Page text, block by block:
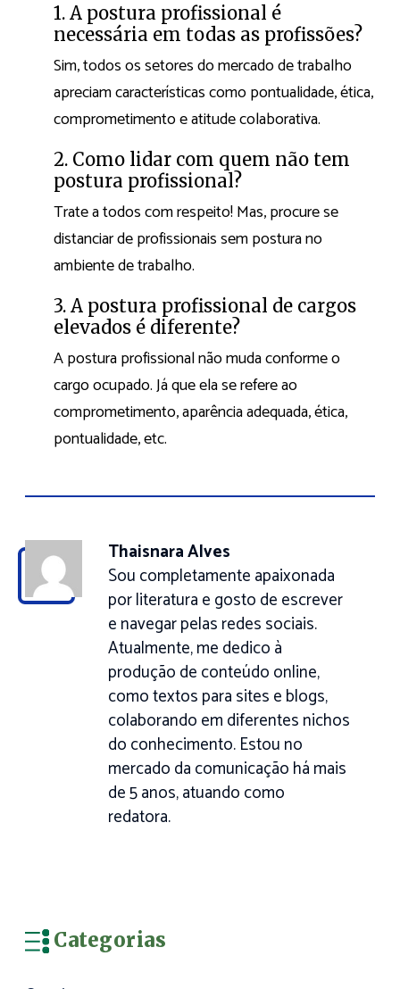
1. A postura profissional é
necessária em todas as profissões?
Sim, todos os setores do mercado de trabalho
apreciam características como pontualidade, ética,
comprometimento e atitude colaborativa.
2. Como lidar com quem não tem
postura profissional?
Trate a todos com respeito! Mas, procure se
distanciar de profissionais sem postura no
ambiente de trabalho.
3. A postura profissional de cargos
elevados é diferente?
A postura profissional não muda conforme o
cargo ocupado. Já que ela se refere ao
comprometimento, aparência adequada, ética,
pontualidade, etc.
Thaisnara Alves
Sou completamente apaixonada
por literatura e gosto de escrever
e navegar pelas redes sociais.
Atualmente, me dedico à
produção de conteúdo online,
como textos para sites e blogs,
colaborando em diferentes nichos
do conhecimento. Estou no
mercado da comunicação há mais
de 5 anos, atuando como
redatora.
Categorias